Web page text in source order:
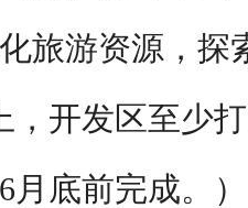
旅游资源，探
，开发区至少
6 月底前完成。）